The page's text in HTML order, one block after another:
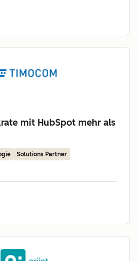
mit HubSpot mehr als
Solutions Partner